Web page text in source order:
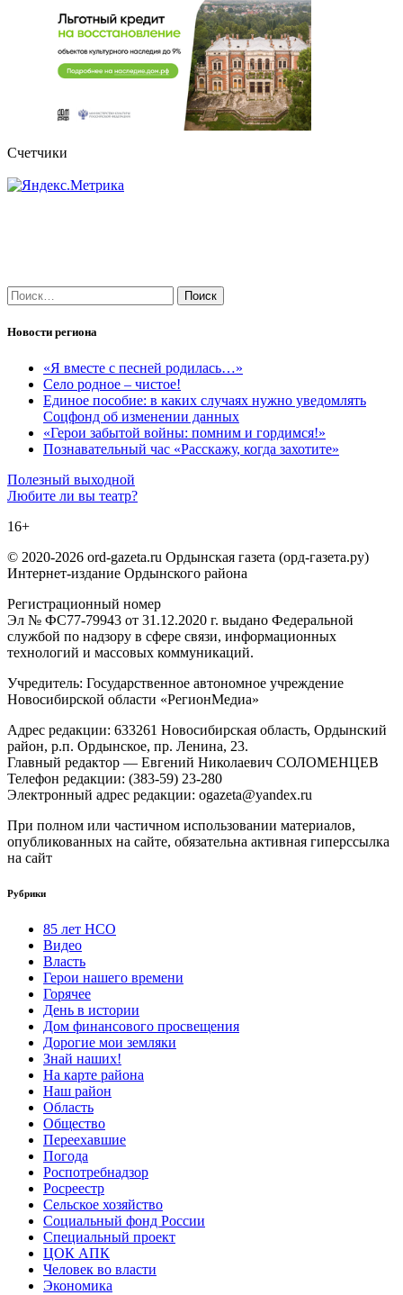
Счетчики
Найти:
Новости региона
«Я вместе с песней родилась…»
Село родное – чистое!
Единое пособие: в каких случаях нужно уведомлять
Соцфонд об изменении данных
«Герои забытой войны: помним и гордимся!»
Познавательный час «Расскажу, когда захотите»
Навигация
по
записям
Полезный выходной
Любите ли вы театр?
16+
© 2020-2026 ord-gazeta.ru Ордынская газета (орд-газета.ру)
Интернет-издание Ордынского района
Регистрационный номер
Эл № ФС77-79943 от 31.12.2020 г. выдано Федеральной
службой по надзору в сфере связи, информационных
технологий и массовых коммуникаций.
Учредитель: Государственное автономное учреждение
Новосибирской области «РегионМедиа»
Адрес редакции: 633261 Новосибирская область, Ордынский
район, р.п. Ордынское, пр. Ленина, 23.
Главный редактор — Евгений Николаевич СОЛОМЕНЦЕВ
Телефон редакции: (383-59) 23-280
Электронный адрес редакции: ogazeta@yandex.ru
При полном или частичном использовании материалов,
опубликованных на сайте, обязательна активная гиперссылка
на сайт
Рубрики
85 лет НСО
Видео
Власть
Герои нашего времени
Горячее
День в истории
Дом финансового просвещения
Дорогие мои земляки
Знай наших!
На карте района
Наш район
Область
Общество
Переехавшие
Погода
Роспотребнадзор
Росреестр
Сельское хозяйство
Социальный фонд России
Специальный проект
ЦОК АПК
Человек во власти
Экономика